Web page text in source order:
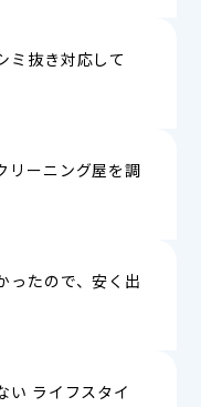
ミ抜き対応して
リーニング屋を調
ったので、安く出
い ライフスタイ